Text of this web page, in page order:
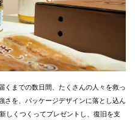
くまでの数日間、たくさんの人々を救っ
さを、パッケージデザインに落とし込ん
しくつくってプレゼントし、復旧を支